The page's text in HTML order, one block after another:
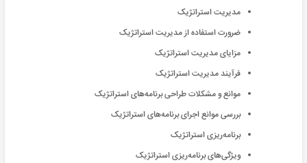
مدیریت استراتژیک
ضرورت استفاده از مدیریت استراتژیک
مزایای مدیریت استراتژیک
فرآیند مدیریت استراتژیک
موانع و مشکلات طراحی برنامه‌های استراتژیک
بررسی موانع اجرای برنامه‌های استراتژیک
برنامه‌ریزی استراتژیک
ویژگی‌های برنامه‌ریزی استراتژیک